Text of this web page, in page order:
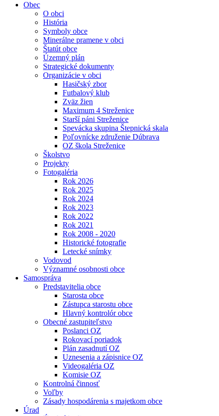
Obec
O obci
História
Symboly obce
Minerálne pramene v obci
Štatút obce
Územný plán
Strategické dokumenty
Organizácie v obci
Hasičský zbor
Futbalový klub
Zväz žien
Maximum 4 Streženice
Starší páni Streženice
Spevácka skupina Štepnická skala
Poľovnícke združenie Dúbrava
OZ škola Streženice
Školstvo
Projekty
Fotogaléria
Rok 2026
Rok 2025
Rok 2024
Rok 2023
Rok 2022
Rok 2021
Rok 2008 - 2020
Historické fotografie
Letecké snímky
Vodovod
Významné osobnosti obce
Samospráva
Predstavitelia obce
Starosta obce
Zástupca starostu obce
Hlavný kontrolór obce
Obecné zastupiteľstvo
Poslanci OZ
Rokovací poriadok
Plán zasadnutí OZ
Uznesenia a zápisnice OZ
Videogaléria OZ
Komisie OZ
Kontrolná činnosť
Voľby
Zásady hospodárenia s majetkom obce
Úrad